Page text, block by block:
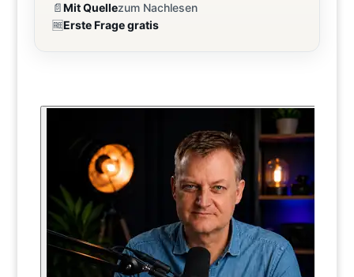
📄Mit Quellezum Nachlesen
🆓Erste Frage gratis